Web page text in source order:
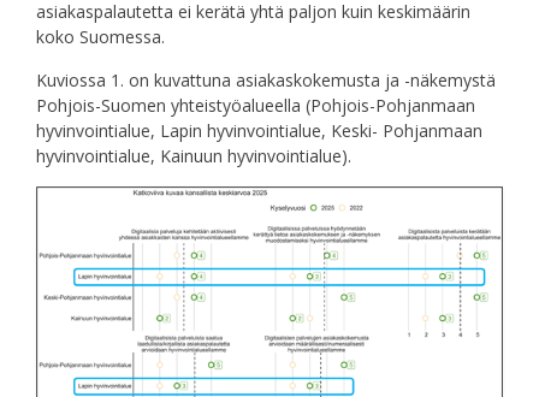
asiakaspalautetta ei kerätä yhtä paljon kuin keskimäärin
koko Suomessa.
Kuviossa 1. on kuvattuna asiakaskokemusta ja -näkemystä
Pohjois-Suomen yhteistyöalueella (Pohjois-Pohjanmaan
hyvinvointialue, Lapin hyvinvointialue, Keski- Pohjanmaan
hyvinvointialue, Kainuun hyvinvointialue).